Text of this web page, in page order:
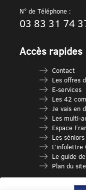
N° de Téléphone :
03 83 31 74
Accès rapides
Contact
Les offres
E-services
Les 42
Je vais en
Les multi-
Espace
Les séniors
L’infolettre
Le guide
Plan du site